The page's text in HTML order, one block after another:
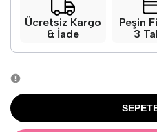
Ücretsiz Kargo
& İade
Peşin
3